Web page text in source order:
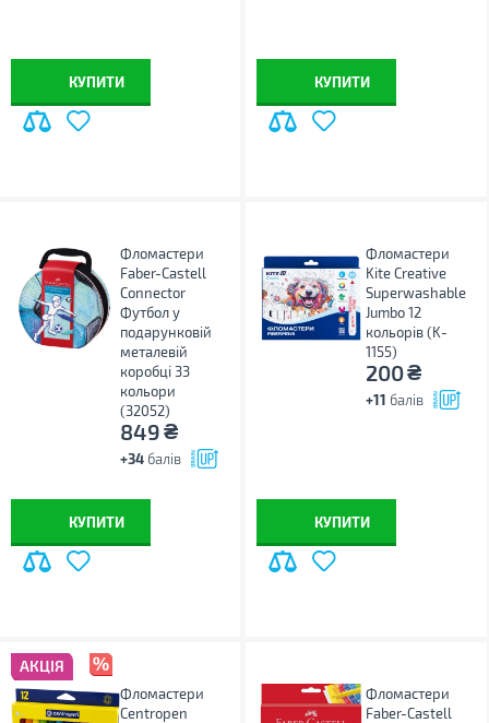
КУПИТИ КУПИТИ
Фломастери
Faber-Castell
Connector
Футбол у
подарунковій
металевій
коробці 33
кольори
(32052)
849₴
+34 балів
КУПИТИ
Фломастери
Kite Creative
Superwashable
Jumbo 12
кольорів (K-
1155)
200₴
+11 балів
КУПИТИ
АКЦІЯ
Фломастери
Centropen
Фломастери
Faber-Castell